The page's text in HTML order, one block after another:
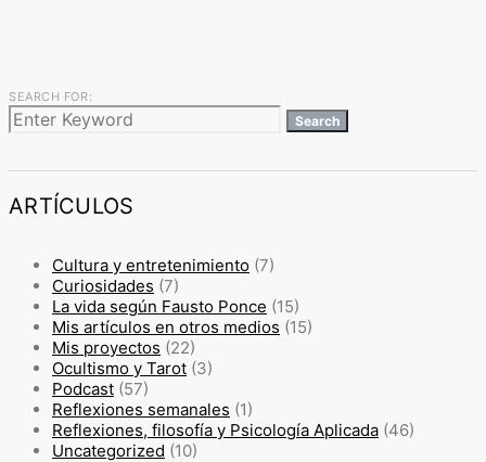
SEARCH FOR:
Search
ARTÍCULOS
Cultura y entretenimiento (7)
Curiosidades (7)
La vida según Fausto Ponce (15)
Mis artículos en otros medios (15)
Mis proyectos (22)
Ocultismo y Tarot (3)
Podcast (57)
Reflexiones semanales (1)
Reflexiones, filosofía y Psicología Aplicada (46)
Uncategorized (10)